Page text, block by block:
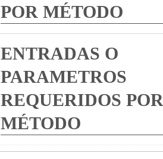
POR MÉTODO
ENTRADAS O
PARAMETROS
REQUERIDOS POR
MÉTODO